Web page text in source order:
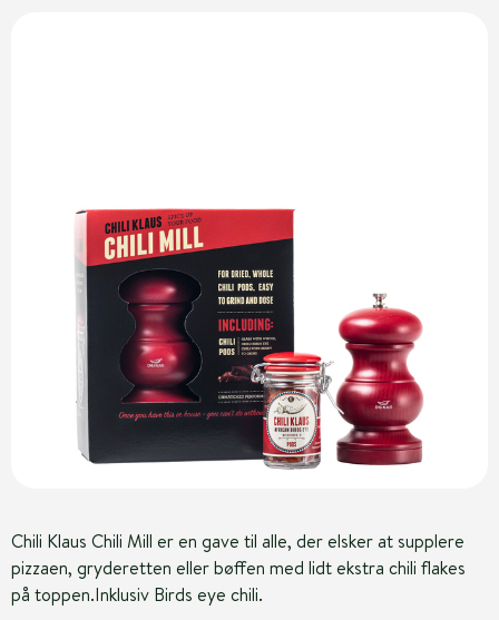
Chili Klaus Chili Mill er en gave til alle, der elsker at supplere
pizzaen, gryderetten eller bøffen med lidt ekstra chili flakes
på toppen.Inklusiv Birds eye chili.